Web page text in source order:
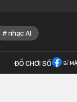
nhạc AI
ĐỒ CHƠI SỐ BÍ